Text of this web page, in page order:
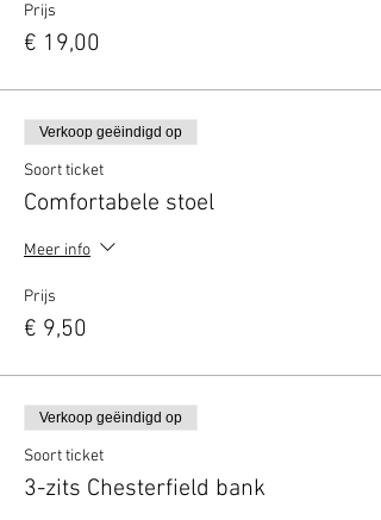
Prijs
€ 19,00
Verkoop geëindigd op
Soort ticket
Comfortabele stoel
Meer info
Prijs
€ 9,50
Verkoop geëindigd op
Soort ticket
3-zits Chesterfield bank